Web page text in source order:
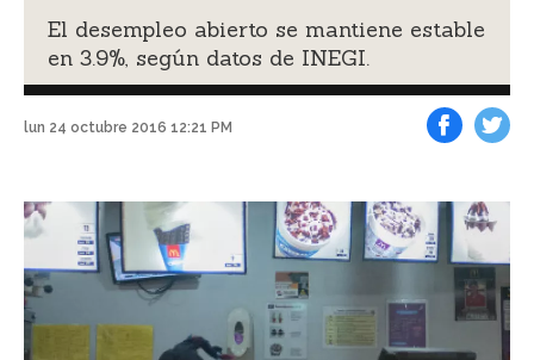
El desempleo abierto se mantiene estable
en 3.9%, según datos de INEGI.
lun 24 octubre 2016 12:21 PM